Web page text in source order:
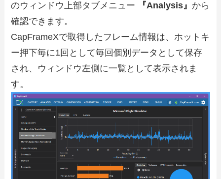
のウィンドウ上部タブメニュー
『Analysis』 から
確認できます。
CapFrameXで取得したフレーム情報は、ホットキ
ー押下毎に1回として毎回個別データとして保存
され、ウィンドウ左側に一覧として表示されま
す。